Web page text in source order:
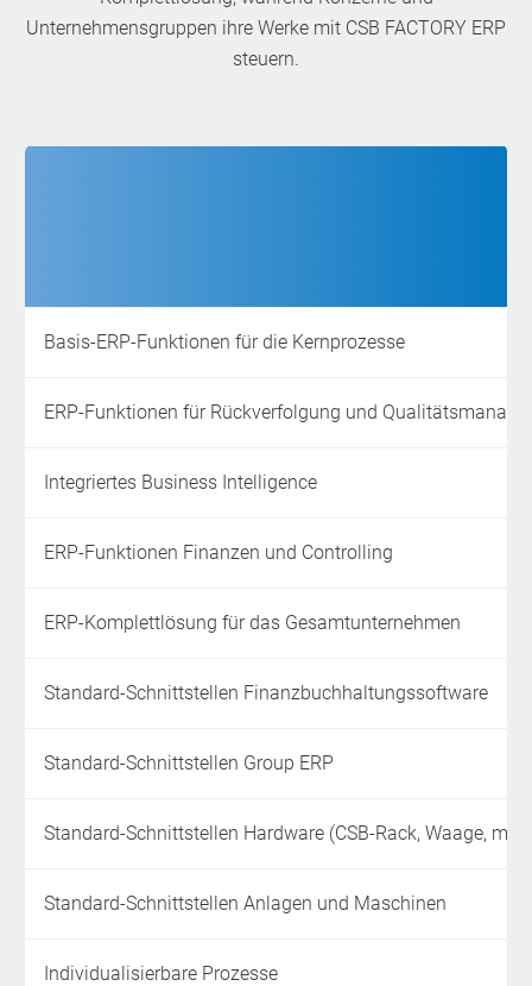
Unternehmensgruppen ihre Werke mit CSB FACTORY ERP
steuern.
Basis-ERP-Funktionen für die Kernprozesse
ERP-Funktionen für Rückverfolgung und
Integriertes Business Intelligence
ERP-Funktionen Finanzen und Controlling
ERP-Komplettlösung für das Gesamtunternehmen
Standard-Schnittstellen Finanzbuchhaltungssoftware
Standard-Schnittstellen Group ERP
Standard-Schnittstellen Hardware (CSB-Rack, Waage,
Standard-Schnittstellen Anlagen und Maschinen
Individualisierbare Prozesse